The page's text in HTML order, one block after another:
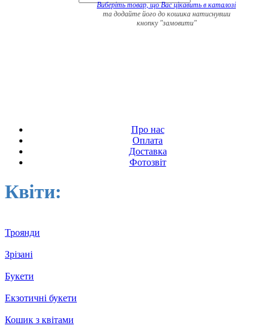
Виберіть товар, що Вас цікавить в каталозі
та додайте його до кошика натиснувши
кнопку "замовити"
Про нас
Оплата
Доставка
Фотозвіт
Квіти:
Троянди
Зрізані
Букети
Екзотичні букети
Кошик з квітами